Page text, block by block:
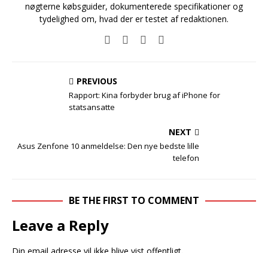
nøgterne købsguider, dokumenterede specifikationer og
tydelighed om, hvad der er testet af redaktionen.
PREVIOUS
Rapport: Kina forbyder brug af iPhone for
statsansatte
NEXT
Asus Zenfone 10 anmeldelse: Den nye bedste lille
telefon
BE THE FIRST TO COMMENT
Leave a Reply